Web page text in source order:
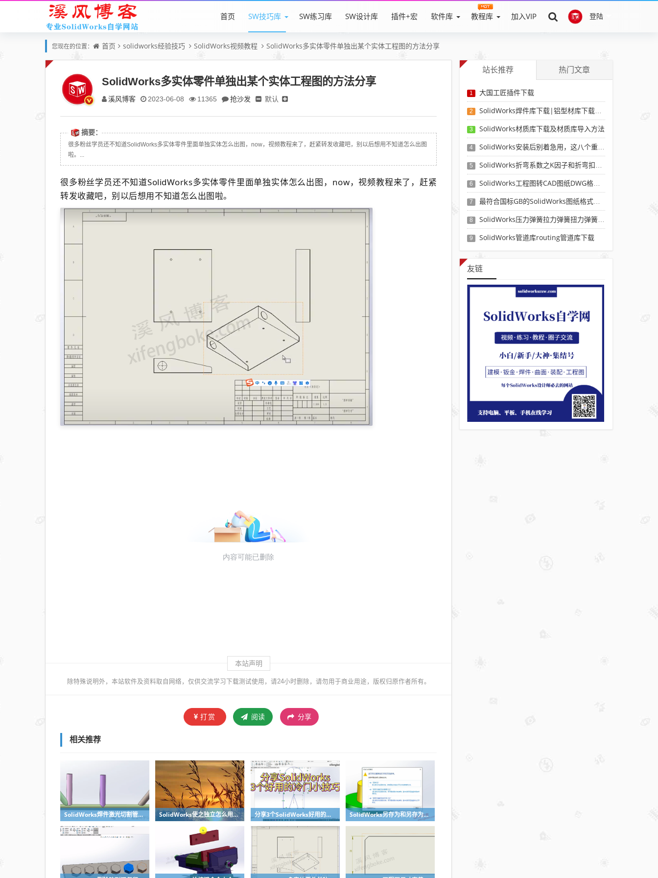
登陆
首页 SW技巧库 SW练习库 SW设计库 插件+宏 软件库 教程库 加入VIP
您现在的位置： 首页 solidworks经验技巧 SolidWorks视频教程 SolidWorks多实体零件单独出某个实体工程图的方法分享
SolidWorks多实体零件单独出某个实体工程图的方法分享
溪风博客 2023-06-08 11365 抢沙发 默认
摘要：
很多粉丝学员还不知道SolidWorks多实体零件里面单独实体怎么出图，now，视频教程来了，赶紧转发收藏吧，别以后想用不知道怎么出图
啦。...
很多粉丝学员还不知道SolidWorks多实体零件里面单独实体怎么出图，now，视频教程来了，赶紧
转发收藏吧，别以后想用不知道怎么出图啦。
本站声明
除特殊说明外，本站软件及资料取自网络，仅供交流学习下载测试使用，请24小时删除，请勿用于商业用途，版权归原作者所有。
打赏 阅读 分享
相关推荐
SolidWorks焊件激光切割管口对接无干涉处理方法，不需要坡口 SolidWorks使之独立怎么用？溪风一个视频教会你 分享3个SolidWorks好用的冷门小技巧 SolidWorks另存为和另存为副本区别？
站长推荐 热门文章
1 大国工匠插件下载
2 SolidWorks焊件库下载|铝型材库下载|附sw焊件库添加配置使用教程
3 SolidWorks材质库下载及材质库导入方法
4 SolidWorks安装后别着急用，这八个重要SolidWorks设置可以提高你的画图效率
5 SolidWorks折弯系数之K因子和折弯扣除表-溪风推荐
6 SolidWorks工程图转CAD图纸DWG格式映射文件无乱码可分层-溪风亲测推荐
7 最符合国标GB的SolidWorks图纸格式和图纸模板下载-溪风专用版
8 SolidWorks压力弹簧拉力弹簧扭力弹簧涡卷弹簧自动生成宏程序下载
9 SolidWorks管道库routing管道库下载
友链